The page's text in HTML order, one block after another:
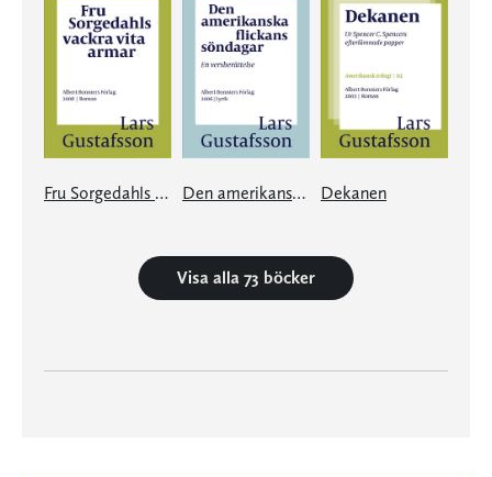
Fru Sorgedahls vackra vita armar Den amerikanska flickans söndagar Dekanen
Visa alla 73 böcker